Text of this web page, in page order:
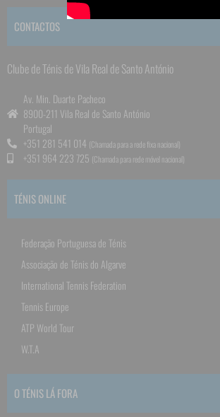
CONTACTOS
Clube de Ténis de Vila Real de Santo António
Av. Min. Duarte Pacheco
8900-211 Vila Real de Santo António
Portugal
+351 281 541 014 (Chamada para a rede fixa nacional)
+351 964 223 725 (Chamada para rede móvel nacional)
TÉNIS ONLINE
Federação Portuguesa de Ténis
Associação de Ténis do Algarve
International Tennis Federation
Tennis Europe
ATP World Tour
W.T.A
O TÉNIS LÁ FORA